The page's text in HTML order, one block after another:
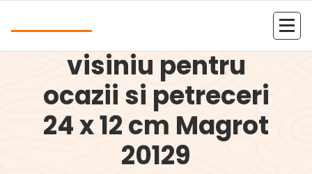
Plic de seara
visiniu pentru
ocazii si petreceri
24 x 12 cm Magrot
20129